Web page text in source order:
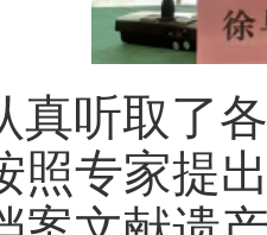
真听取了
照专家提